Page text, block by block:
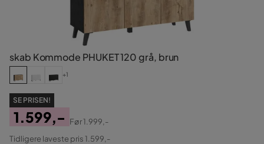
skab Kommode PHUKET 120 grå, brun
+1
SE PRISEN!
Pris
1.599,-
Original
Før1.999,-
Tidligere laveste pris 1.599,-